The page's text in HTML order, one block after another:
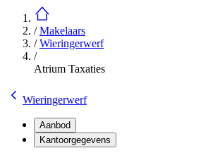
/Makelaars
/Wieringerwerf
/
Atrium Taxaties
Wieringerwerf
Aanbod
Kantoorgegevens